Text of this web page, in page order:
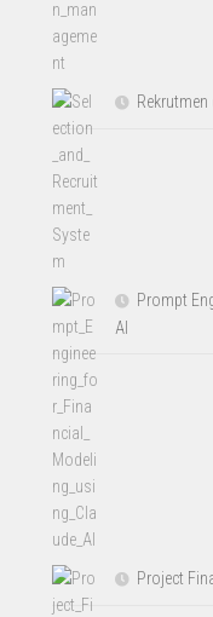
Prompt
AI
Project